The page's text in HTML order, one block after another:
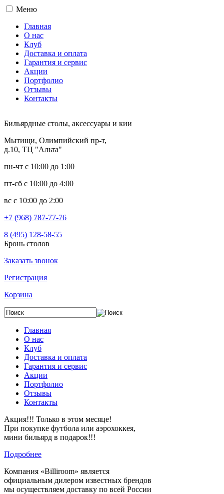
Меню
Главная
О нас
Клуб
Доставка и оплата
Гарантия и сервис
Акции
Портфолио
Отзывы
Контакты
Бильярдные столы, аксессуары и кии
Мытищи, Олимпийский пр-т,
д.10, ТЦ "Альта"
пн-чт с 10:00 до 1:00
пт-сб с 10:00 до 4:00
вс с 10:00 до 2:00
+7 (968) 787-77-76
8 (495) 128-58-55
Бронь столов
Заказать звонок
Регистрация
Корзина
Главная
О нас
Клуб
Доставка и оплата
Гарантия и сервис
Акции
Портфолио
Отзывы
Контакты
Акция!!! Только в этом месяце!
При покупке футбола или аэрохоккея,
мини бильярд в подарок!!!
Подробнее
Компания «Billiroom» является
официальным дилером известных брендов
мы осуществляем доставку по всей России